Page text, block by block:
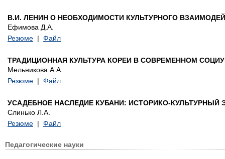
В.И. ЛЕНИН О НЕОБХОДИМОСТИ КУЛЬТУРНОГО
Ефимова Д.А.
Резюме | Файл
ТРАДИЦИОННАЯ КУЛЬТУРА КОРЕИ В СОВРЕМЕННОМ
Мельникова А.А.
Резюме | Файл
УСАДЕБНОЕ НАСЛЕДИЕ КУБАНИ: ИСТОРИКО-КУЛЬТУРНЫЙ
Слинько Л.А.
Резюме | Файл
Педагогические науки